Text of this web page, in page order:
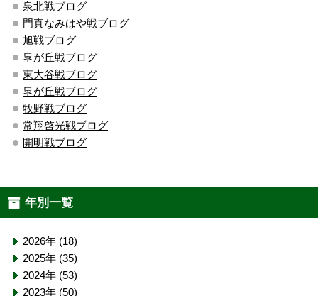
泉北戦ブログ
門真なみはや戦ブログ
旭戦ブログ
皐が丘戦ブログ
東大谷戦ブログ
皐が丘戦ブログ
牧野戦ブログ
常翔啓光戦ブログ
開明戦ブログ
年別一覧
2026年 (18)
2025年 (35)
2024年 (53)
2023年 (50)